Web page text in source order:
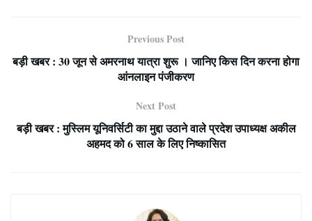
Previous Post
बड़ी खबर : 30 जून से अमरनाथ यात्रा शुरू । जानिए किस दिन करना होगा
आंनलाइन पंजीकरण
Next Post
बड़ी खबर : मुस्लिम यूनिवर्सिटी का मुद्दा उठाने वाले प्रदेश उपाध्यक्ष अकील
अहमद को 6 साल के लिए निष्कासित